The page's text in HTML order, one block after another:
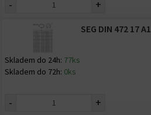
- +
SEG DIN 472 17 A1
Skladem do 24h: 77ks
Skladem do 72h: 0ks
- +